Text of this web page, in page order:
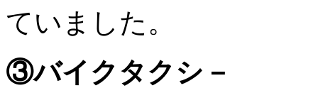
ていました。
③バイクタクシ－